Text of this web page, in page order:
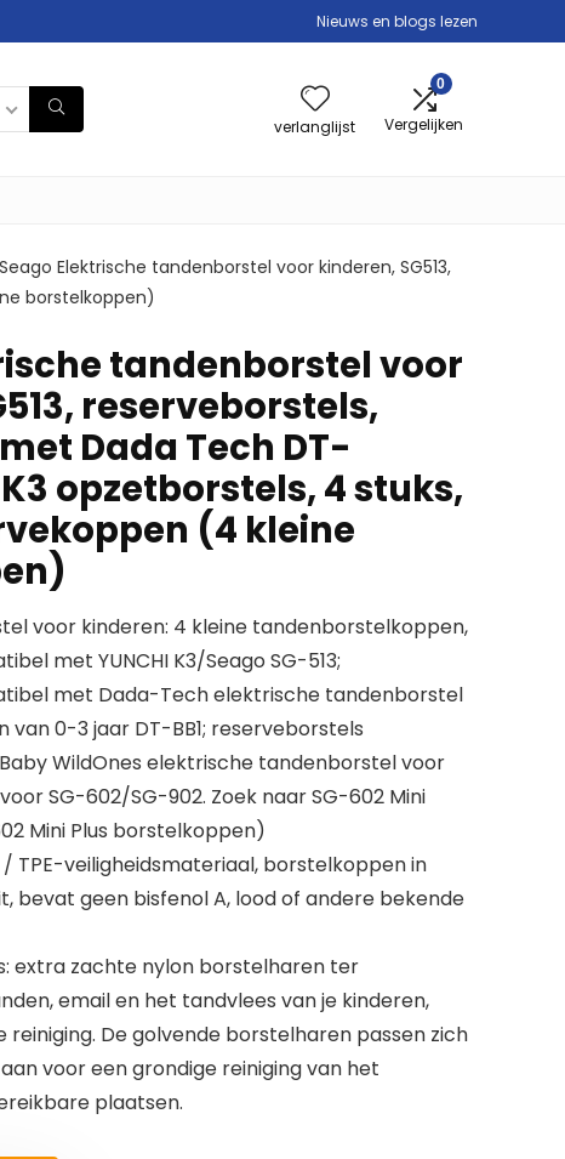
Nieuws en blogs lezen
verlanglijst
0
Vergelijken
Seago Elektrische tandenborstel voor kinderen, SG513,
borstelkoppen)
tandenborstel voor
reserveborstels,
Dada Tech DT-
K3 opzetborstels, 4 stuks,
(4 kleine
voor kinderen: 4 kleine tandenborstelkoppen,
met YUNCHI K3/Seago SG-513;
met Dada-Tech elektrische tandenborstel
van 0-3 jaar DT-BB1; reserveborstels
WildOnes elektrische tandenborstel voor
SG-602/SG-902. Zoek naar SG-602 Mini
Mini Plus borstelkoppen)
/ TPE-veiligheidsmateriaal, borstelkoppen in
bevat geen bisfenol A, lood of andere bekende
extra zachte nylon borstelharen ter
email en het tandvlees van je kinderen,
reiniging. De golvende borstelharen passen zich
voor een grondige reiniging van het
plaatsen.